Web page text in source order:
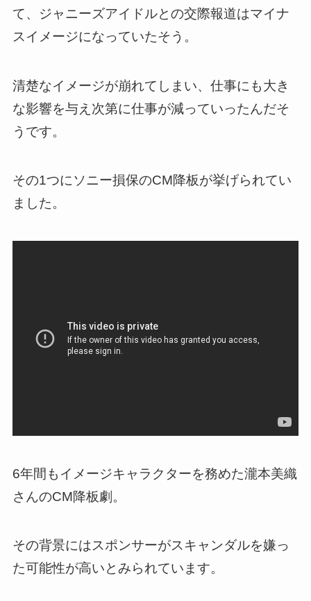
て、ジャニーズアイドルとの交際報道はマイナ
スイメージになっていたそう。
清楚なイメージが崩れてしまい、仕事にも大き
な影響を与え次第に仕事が減っていったんだそ
うです。
その1つにソニー損保のCM降板が挙げられてい
ました。
6年間もイメージキャラクターを務めた瀧本美織
さんのCM降板劇。
その背景にはスポンサーがスキャンダルを嫌っ
た可能性が高いとみられています。